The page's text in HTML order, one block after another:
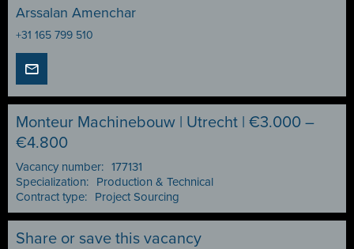
Arssalan Amenchar
+31 165 799 510
Monteur Machinebouw | Utrecht | €3.000 –
€4.800
Vacancy number: 177131
Specialization:
Production & Technical
Contract type:
Project Sourcing
Share or save this vacancy